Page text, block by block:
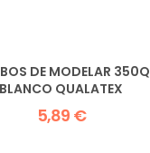
DE MODELAR 350Q
BLANCO QUALATEX
5,89 €